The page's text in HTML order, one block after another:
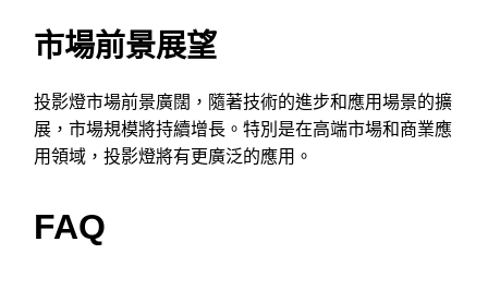
市場前景展望
投影燈市場前景廣闊，隨著技術的進步和應用場景的擴
展，市場規模將持續增長。特別是在高端市場和商業應
用領域，投影燈將有更廣泛的應用。
FAQ